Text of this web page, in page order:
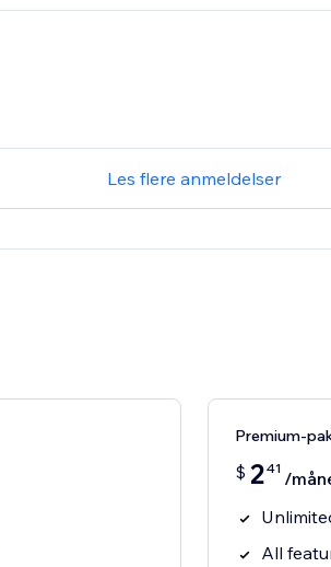
Les flere anmeldelser
Premium-
$ 241 /
All